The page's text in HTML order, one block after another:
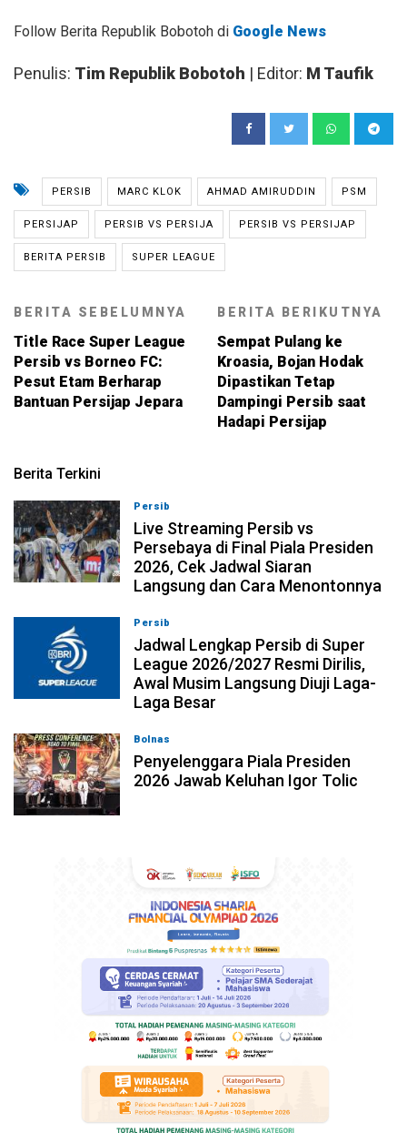
Follow Berita Republik Bobotoh di Google News
Penulis: Tim Republik Bobotoh | Editor: M Taufik
PERSIB MARC KLOK AHMAD AMIRUDDIN PSM
PERSIJAP PERSIB VS PERSIJA PERSIB VS PERSIJAP
BERITA PERSIB SUPER LEAGUE
BERITA SEBELUMNYA
Title Race Super League
Persib vs Borneo FC:
Pesut Etam Berharap
Bantuan Persijap Jepara
BERITA BERIKUTNYA
Sempat Pulang ke
Kroasia, Bojan Hodak
Dipastikan Tetap
Dampingi Persib saat
Hadapi Persijap
Berita Terkini
Persib
Live Streaming Persib vs
Persebaya di Final Piala Presiden
2026, Cek Jadwal Siaran
Langsung dan Cara Menontonnya
Persib
Jadwal Lengkap Persib di Super
League 2026/2027 Resmi Dirilis,
Awal Musim Langsung Diuji Laga-
Laga Besar
Bolnas
Penyelenggara Piala Presiden
2026 Jawab Keluhan Igor Tolic